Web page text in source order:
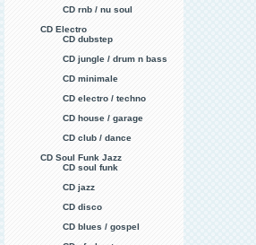
CD rnb / nu soul
CD Electro
CD dubstep
CD jungle / drum n bass
CD minimale
CD electro / techno
CD house / garage
CD club / dance
CD Soul Funk Jazz
CD soul funk
CD jazz
CD disco
CD blues / gospel